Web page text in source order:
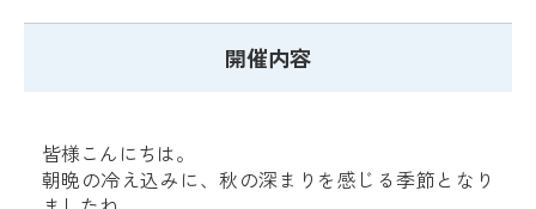
開催内容
皆様こんにちは。
朝晩の冷え込みに、秋の深まりを感じる季節となり